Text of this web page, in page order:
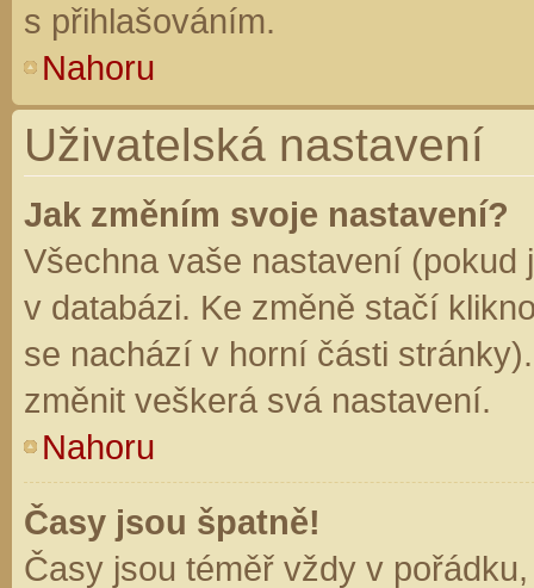
s přihlašováním.
Nahoru
Uživatelská nastavení
Jak změním svoje nastavení?
Všechna vaše nastavení (pokud
v databázi. Ke změně stačí
se nachází v horní části
změnit veškerá svá nastavení.
Nahoru
Časy jsou špatně!
Časy jsou téměř vždy v